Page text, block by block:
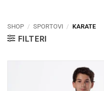
SHOP / SPORTOVI / KARATE
FILTERI